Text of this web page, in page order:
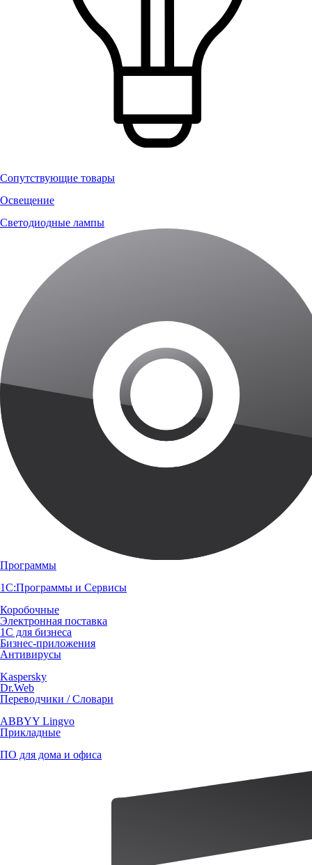
Сопутствующие товары
Освещение
Светодиодные лампы
Программы
1С:Программы и Сервисы
Коробочные
Электронная поставка
1С для бизнеса
Бизнес-приложения
Антивирусы
Kaspersky
Dr.Web
Переводчики / Словари
ABBYY Lingvo
Прикладные
ПО для дома и офиса